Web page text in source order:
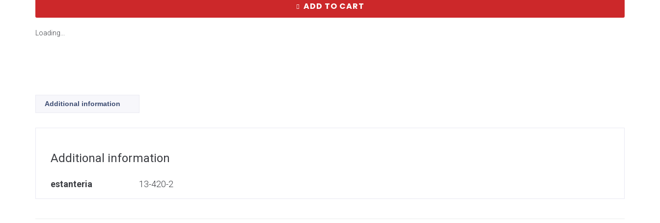
ADD TO CART
Loading...
Additional information
Additional information
estanteria 13-420-2